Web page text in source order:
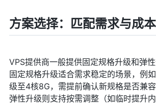
方案选择：匹配需求与成本
VPS提供商一般提供固定规格升级和弹性
固定规格升级适合需求稳定的场景，例
级至4核8G，需提前确认新规格是否兼容
弹性升级则支持按需调整（如临时提升